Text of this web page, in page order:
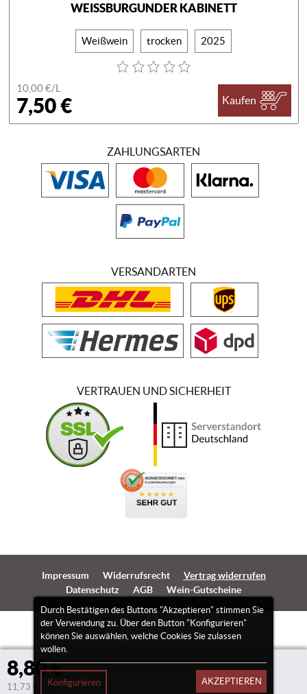
8,80 €
11,73 €/Liter
WEISSBURGUNDER KABINETT
Weißwein trocken 2025
10,00 €/L
7,50 € Kaufen
Durch Bestätigen des Buttons "Akzeptieren" stimmen Sie
der Verwendung zu. Über den Button "Konfigurieren"
können Sie auswählen, welche Cookies Sie zulassen
wollen.
Konfigurieren AKZEPTIEREN
ZAHLUNGSARTEN
VERSANDARTEN
VERTRAUEN UND SICHERHEIT
Impressum Widerrufsrecht
Vertrag widerrufen
Datenschutz
AGB Wein-Gutscheine